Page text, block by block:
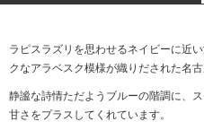
ラピスラズリを思わせるネイビーに近
クなアラベスク模様が織りだされた名古
静謐な詩情ただようブルーの階調に、
甘さをプラスしてくれています。